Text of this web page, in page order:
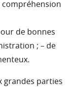
compréhension
de bonnes
; – de
grandes parties